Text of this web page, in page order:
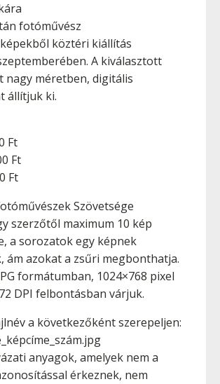
fotóművész
köztéri kiállítás
A kiválasztott
nagy méretben, digitális
állítjuk ki.
Ft
Ft
Ft
Szövetsége
szerzőtől maximum 10 kép
a sorozatok egy képnek
ám azokat a zsűri megbonthatja.
formátumban, 1024×768 pixel
DPI felbontásban várjuk.
a következőként szerepeljen:
anyagok, amelyek nem a
érkeznek, nem